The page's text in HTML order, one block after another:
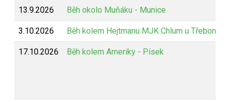
13.9.2026 Běh okolo Muňáku - Munice
3.10.2026 Běh kolem Hejtmanu MJK Chlum u Třeboně
17.10.2026 Běh kolem Ameriky - Písek